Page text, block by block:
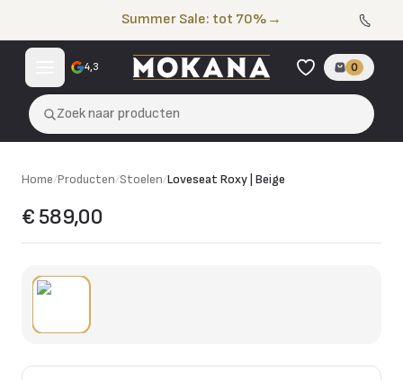
Summer Sale: tot 70% →
4,3 0
Zoek naar producten
Home/Producten/Stoelen/Loveseat Roxy | Beige
€ 589,00